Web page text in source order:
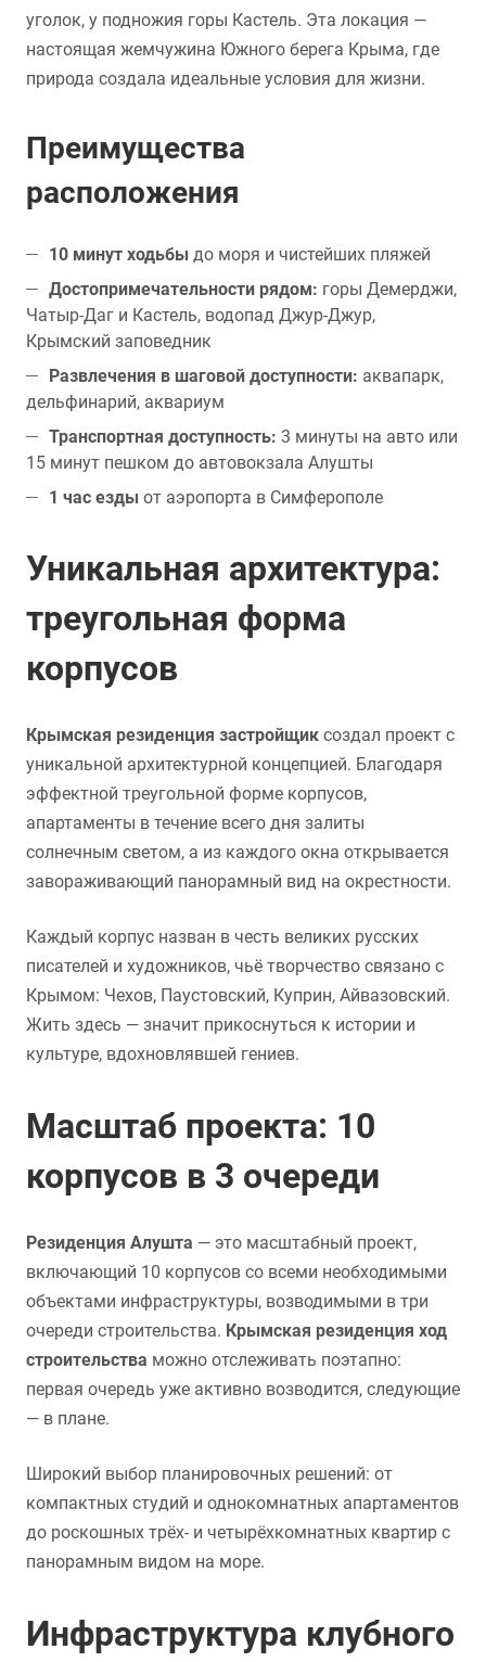
уголок, у подножия горы Кастель. Эта локация —
настоящая жемчужина Южного берега Крыма, где
природа создала идеальные условия для жизни.
Преимущества
расположения
10 минут ходьбы до моря и чистейших пляжей
Достопримечательности рядом: горы Демерджи,
Чатыр-Даг и Кастель, водопад Джур-Джур,
Крымский заповедник
Развлечения в шаговой доступности: аквапарк,
дельфинарий, аквариум
Транспортная доступность: 3 минуты на авто или
15 минут пешком до автовокзала Алушты
1 час езды от аэропорта в Симферополе
Уникальная архитектура:
треугольная форма
корпусов
Крымская резиденция застройщик создал проект с
уникальной архитектурной концепцией. Благодаря
эффектной треугольной форме корпусов,
апартаменты в течение всего дня залиты
солнечным светом, а из каждого окна открывается
завораживающий панорамный вид на окрестности.
Каждый корпус назван в честь великих русских
писателей и художников, чьё творчество связано с
Крымом: Чехов, Паустовский, Куприн, Айвазовский.
Жить здесь — значит прикоснуться к истории и
культуре, вдохновлявшей гениев.
Масштаб проекта: 10
корпусов в 3 очереди
Резиденция Алушта — это масштабный проект,
включающий 10 корпусов со всеми необходимыми
объектами инфраструктуры, возводимыми в три
очереди строительства. Крымская резиденция ход
строительства можно отслеживать поэтапно:
первая очередь уже активно возводится, следующие
— в плане.
Широкий выбор планировочных решений: от
компактных студий и однокомнатных апартаментов
до роскошных трёх- и четырёхкомнатных квартир с
панорамным видом на море.
Инфраструктура клубного